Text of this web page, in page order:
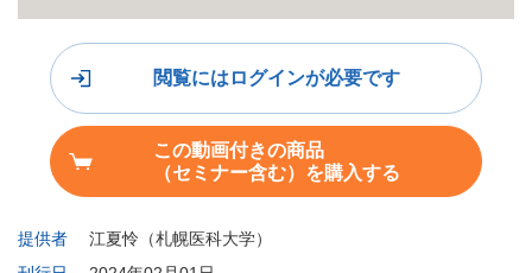
提供者
江夏怜（札幌医科大学）
閲覧にはログインが必要です
この動画付きの商品
（セミナー含む）を購入する